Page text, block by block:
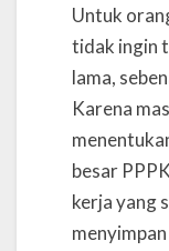
Untuk
tidak ingin
lama,
Karena
besar
kerja yang